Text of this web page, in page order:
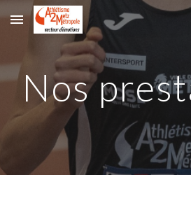
Skip to main content
Nos